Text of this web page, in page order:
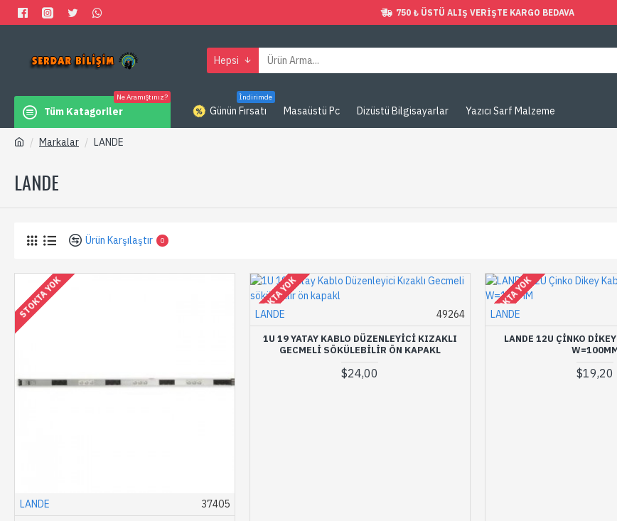
750 ₺ ÜSTÜ ALIŞ VERIŞTE KARGO BEDAVA
Hepsi
Tüm Katagoriler
Ne Aramıştınız?
Günün Fırsatı
İndirimde
Masaüstü Pc Dizüstü Bilgisayarlar Yazıcı Sarf Malzeme
Markalar LANDE
LANDE
Ürün Karşılaştır 0
STOKTA YOK
LANDE 37405
STOKTA YOK
LANDE 49264
1U 19 YATAY KABLO DÜZENLEYICI KIZAKLI
GECMELI SÖKÜLEBILIR ÖN KAPAKL
$24,00
STOKTA YOK
LANDE
LANDE 12U ÇINKO
$19,20